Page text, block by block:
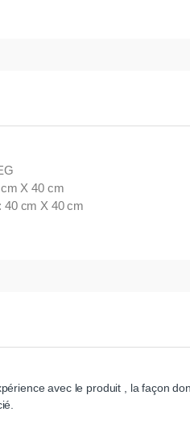
X 40 cm
40 cm X 40 cm
avec le produit , la façon